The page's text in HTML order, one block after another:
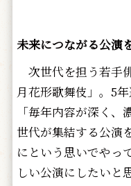
未来につながる公演
次世代を担う若手
月花形歌舞伎」。5
「毎年内容が深く
世代が集結する公演
にという思いでやっ
しい公演にしたいと